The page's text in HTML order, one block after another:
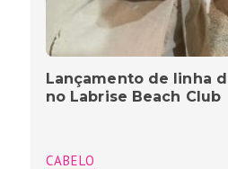
Lançamento de linha
no Labrise Beach Club
CABELO